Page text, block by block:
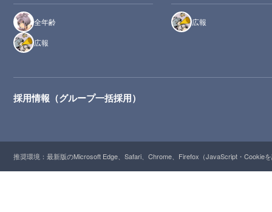
全年齢
広報
広報
採用情報（グループ一括採用）
推奨環境：最新版のMicrosoft Edge、Safari、Chrome、Firefox（JavaScript・Cookie